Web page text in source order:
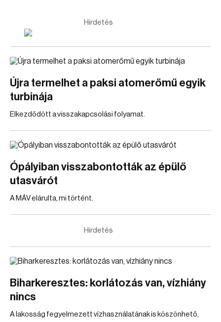
Hirdetés
Újra termelhet a paksi atomerőmű egyik
turbinája
Elkezdődött a visszakapcsolási folyamat.
Ópályiban visszabontották az épülő
utasvárót
A MÁV elárulta, mi történt.
Hirdetés
Biharkeresztes: korlátozás van, vízhiány
nincs
A lakosság fegyelmezett vízhasználatának is köszönhető,